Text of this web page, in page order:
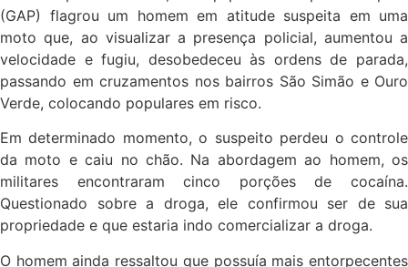
(GAP) flagrou um homem em atitude suspeita em uma
moto que, ao visualizar a presença policial, aumentou a
velocidade e fugiu, desobedeceu às ordens de parada,
passando em cruzamentos nos bairros São Simão e Ouro
Verde, colocando populares em risco.
Em determinado momento, o suspeito perdeu o controle
da moto e caiu no chão. Na abordagem ao homem, os
militares encontraram cinco porções de cocaína.
Questionado sobre a droga, ele confirmou ser de sua
propriedade e que estaria indo comercializar a droga.
O homem ainda ressaltou que possuía mais entorpecentes